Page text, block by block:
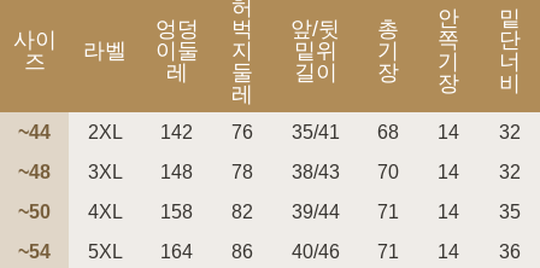
페이코 ID로 페
PAYCO 바로구매
사이
즈
라벨
엉덩
이둘
레
허
벅
지
둘
레
앞/뒷
밑위
길이
총
기
장
안
쪽
기
장
밑
단
너
비
~44 2XL 142 76 35/41 68 14
32
~48
3XL 148 78 38/43 70 14
32
~50
4XL 158 82 39/44 71 14
35
~54
5XL 164 86 40/46 71 14 36